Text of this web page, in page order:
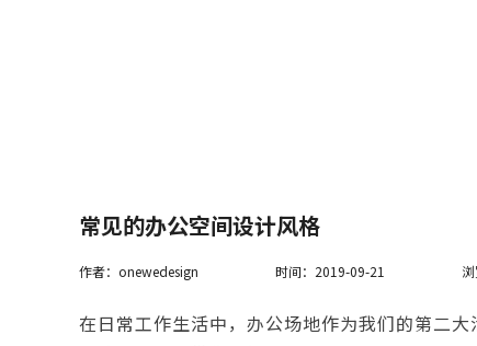
常见的办公空间设计风格
作者：onewedesign 时间：2019-09-21
在日常工作生活中，办公场地作为我们的第二